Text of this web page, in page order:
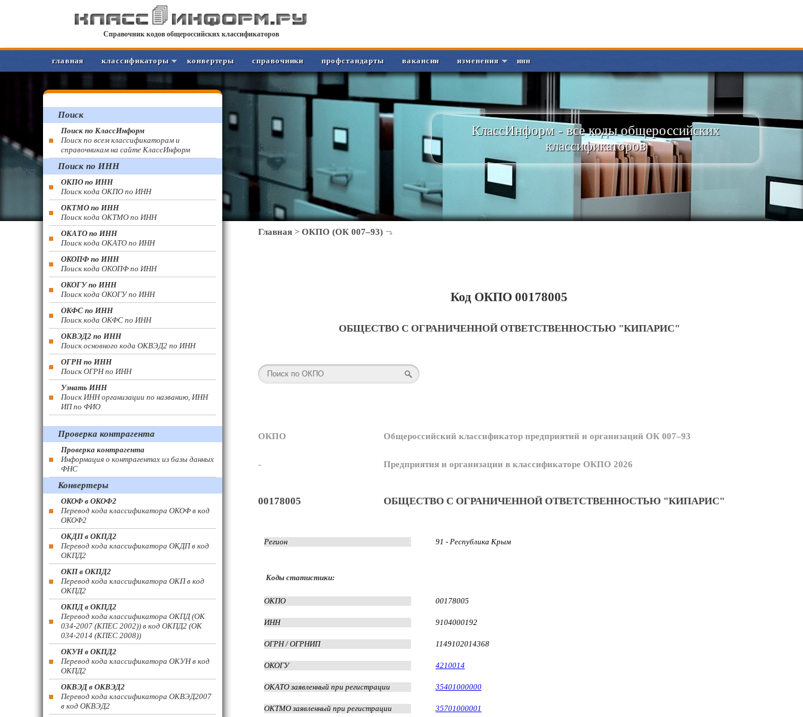
Справочник кодов общероссийских классификаторов
главная классификаторы конвертеры справочники профстандарты вакансии изменения инн
КлассИнформ - все коды общероссийских
классификаторов
Главная > ОКПО (ОК 007–93)
Код ОКПО 00178005
ОБЩЕСТВО С ОГРАНИЧЕННОЙ ОТВЕТСТВЕННОСТЬЮ "КИПАРИС"
ОКПО Общероссийский классификатор предприятий и организаций ОК 007–93
- Предприятия и организации в классификаторе ОКПО 2026
00178005 ОБЩЕСТВО С ОГРАНИЧЕННОЙ ОТВЕТСТВЕННОСТЬЮ "КИПАРИС"
Регион 91 - Республика Крым
Коды статистики:
ОКПО 00178005
ИНН 9104000192
ОГРН / ОГРНИП 1149102014368
ОКОГУ 4210014
ОКАТО заявленный при регистрации 35401000000
ОКТМО заявленный при регистрации 35701000001
Поиск
Поиск по КлассИнформ
Поиск по всем классификаторам и
справочникам на сайте КлассИнформ
Поиск по ИНН
ОКПО по ИНН
Поиск кода ОКПО по ИНН
ОКТМО по ИНН
Поиск кода ОКТМО по ИНН
ОКАТО по ИНН
Поиск кода ОКАТО по ИНН
ОКОПФ по ИНН
Поиск кода ОКОПФ по ИНН
ОКОГУ по ИНН
Поиск кода ОКОГУ по ИНН
ОКФС по ИНН
Поиск кода ОКФС по ИНН
ОКВЭД2 по ИНН
Поиск основного кода ОКВЭД2 по ИНН
ОГРН по ИНН
Поиск ОГРН по ИНН
Узнать ИНН
Поиск ИНН организации по названию, ИНН
ИП по ФИО
Проверка контрагента
Проверка контрагента
Информация о контрагентах из базы данных
ФНС
Конвертеры
ОКОФ в ОКОФ2
Перевод кода классификатора ОКОФ в код
ОКОФ2
ОКДП в ОКПД2
Перевод кода классификатора ОКДП в код
ОКПД2
ОКП в ОКПД2
Перевод кода классификатора ОКП в код
ОКПД2
ОКПД в ОКПД2
Перевод кода классификатора ОКПД (ОК
034-2007 (КПЕС 2002)) в код ОКПД2 (ОК
034-2014 (КПЕС 2008))
ОКУН в ОКПД2
Перевод кода классификатора ОКУН в код
ОКПД2
ОКВЭД в ОКВЭД2
Перевод кода классификатора ОКВЭД2007
в код ОКВЭД2